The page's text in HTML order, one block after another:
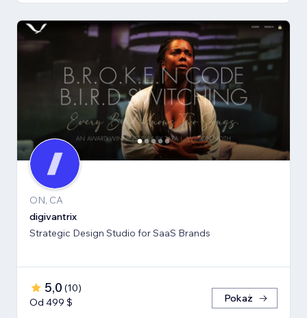
ON, CA
digivantrix
Strategic Design Studio for SaaS Brands
5,0 (10)
Od 499 $
Pokaż